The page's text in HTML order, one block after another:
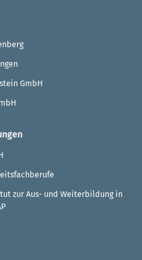
GmbH
zur Aus- und Weiterbildung in